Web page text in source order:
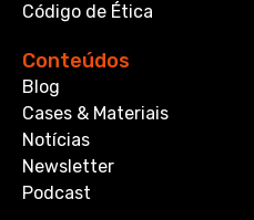
Código de Ética
Conteúdos
Blog
Cases & Materiais
Notícias
Newsletter
Podcast